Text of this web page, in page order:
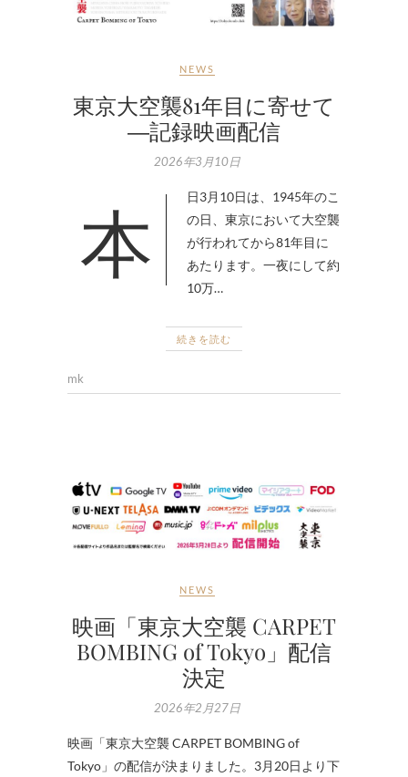
NEWS
東京大空襲81年目に寄せて
―記録映画配信
2026年3月10日
本日3月10日は、1945年のこ
の日、東京において大空襲
が行われてから81年目に
あたります。一夜にして約
10万…
続きを読む
mk
NEWS
映画「東京大空襲 CARPET
BOMBING of Tokyo」配信
決定
2026年2月27日
映画「東京大空襲 CARPET BOMBING of
Tokyo」の配信が決まりました。3月20日より下